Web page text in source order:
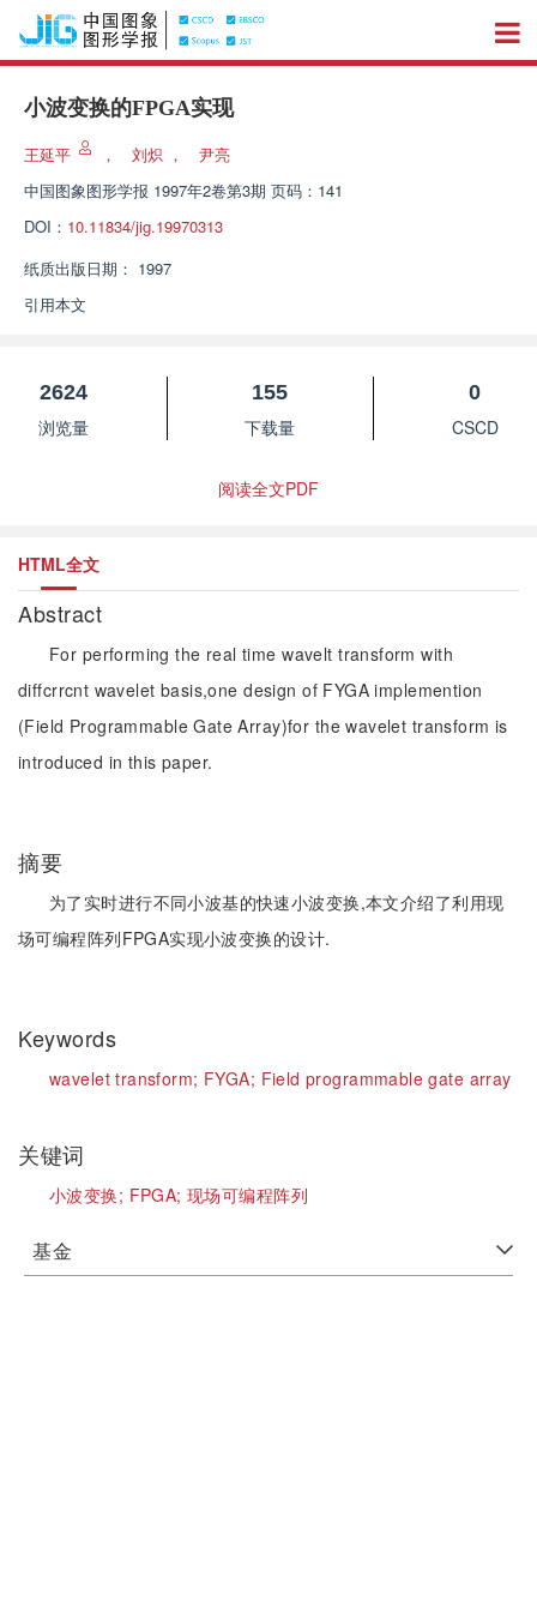
小波变换的FPGA实现
王延平 ， 刘炽 ，
尹亮
中国图象图形学报 1997年2卷第3期 页码：141
DOI： 10.11834/jig.19970313
纸质出版日期： 1997
引用本文
2624
浏览量
155
下载量
0
CSCD
阅读全文PDF
HTML全文
Abstract
For performing the real time wavelt transform with
diffcrrcnt wavelet basis,one design of FYGA implemention
(Field Programmable Gate Array)for the wavelet transform is
introduced in this paper.
摘要
为了实时进行不同小波基的快速小波变换,本文介绍了利用现
场可编程阵列FPGA实现小波变换的设计.
Keywords
wavelet transform; FYGA; Field programmable gate array
关键词
小波变换; FPGA;现场可编程阵列
基金